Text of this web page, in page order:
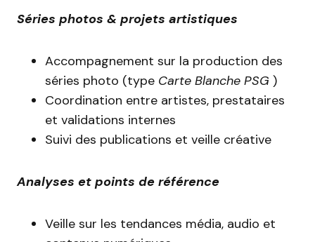
Séries photos & projets artistiques
Accompagnement sur la production des
séries photo (type Carte Blanche PSG )
Coordination entre artistes, prestataires
et validations internes
Suivi des publications et veille créative
Analyses et points de référence
Veille sur les tendances média, audio et